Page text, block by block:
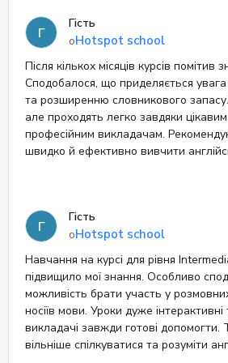
Г
Гість
оHotspot school
Після кількох місяців курсів помітив
Сподобалося, що приделяється увага
та розширенню словникового
але проходять легко завдяки
професійним викладачам.
швидко й ефективно вивчити
Г
Гість
оHotspot school
Навчання на курсі для рівня
підвищило мої знання. Особливо
можливість брати участь у
носіїв мови. Уроки дуже інтерактивні
викладачі завжди готові
вільніше спілкуватися та розуміти